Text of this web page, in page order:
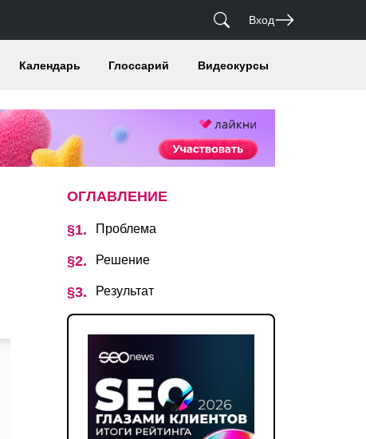
Вход
Календарь Глоссарий Видеокурсы
ОГЛАВЛЕНИЕ
Проблема
Решение
Результат